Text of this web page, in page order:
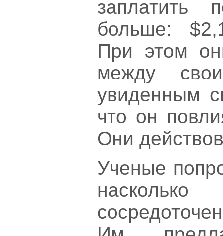
больше:
При этом
между
увиденным
что он
Они
Ученые